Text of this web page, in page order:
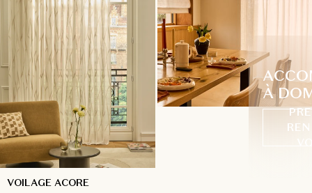
VOILAGE ACORE
À